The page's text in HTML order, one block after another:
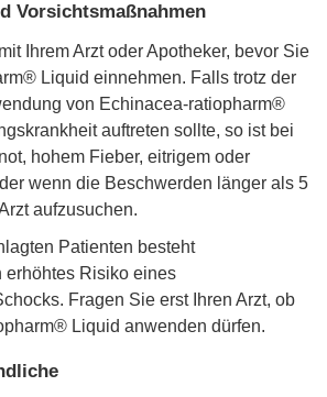
Vorsichtsmaßnahmen
Ihrem Arzt oder Apotheker, bevor Sie
Liquid einnehmen. Falls trotz der
von Echinacea-ratiopharm®
auftreten sollte, so ist bei
hohem Fieber, eitrigem oder
wenn die Beschwerden länger als 5
aufzusuchen.
Patienten besteht
erhöhtes Risiko eines
Fragen Sie erst Ihren Arzt, ob
Liquid anwenden dürfen.